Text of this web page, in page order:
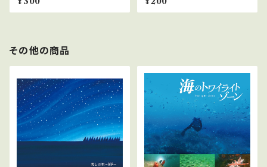
り
イライトゾーン』より
その他の商品